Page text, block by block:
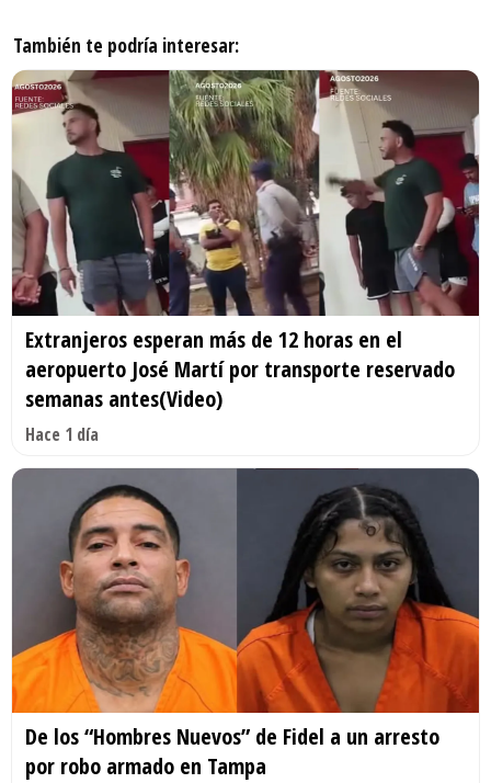
También te podría interesar:
Extranjeros esperan más de 12 horas en el
aeropuerto José Martí por transporte reservado
semanas antes(Video)
Hace 1 día
De los “Hombres Nuevos” de Fidel a un arresto
por robo armado en Tampa